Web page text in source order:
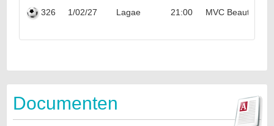
326 1/02/27 Lagae 21:00 MVC Beauty &
Documenten